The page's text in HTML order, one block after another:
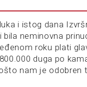
i istog dana
neminovna
roku plati
duga po
nam je odobren